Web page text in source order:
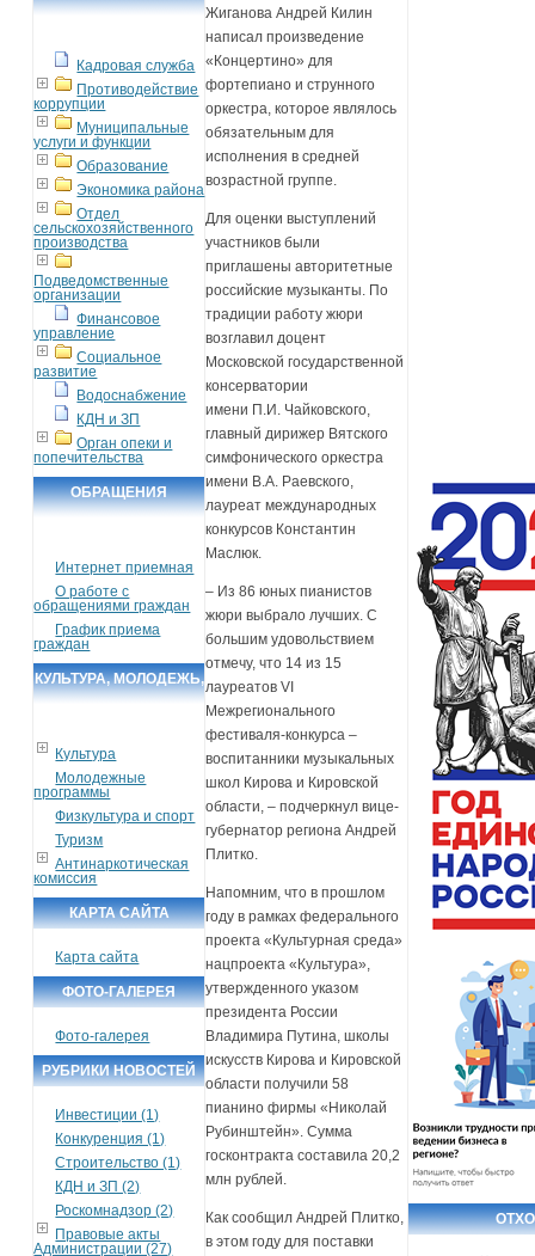
Кадровая служба
Противодействие
коррупции
Муниципальные
услуги и функции
Образование
Экономика района
Отдел
сельскохозяйственного
производства
Подведомственные
организации
Финансовое
управление
Социальное
развитие
Водоснабжение
КДН и ЗП
Орган опеки и
попечительства
ОБРАЩЕНИЯ
Интернет приемная
О работе с
обращениями граждан
График приема
граждан
КУЛЬТУРА, МОЛОДЕЖЬ,
Культура
Молодежные
программы
Физкультура и спорт
Туризм
Антинаркотическая
комиссия
КАРТА САЙТА
Карта сайта
ФОТО-ГАЛЕРЕЯ
Фото-галерея
РУБРИКИ НОВОСТЕЙ
Инвестиции (1)
Конкуренция (1)
Строительство (1)
КДН и ЗП (2)
Роскомнадзор (2)
Правовые акты
Администрации (27)
Жиганова Андрей Килин
написал произведение
«Концертино» для
фортепиано и струнного
оркестра, которое являлось
обязательным для
исполнения в средней
возрастной группе.
Для оценки выступлений
участников были
приглашены авторитетные
российские музыканты. По
традиции работу жюри
возглавил доцент
Московской государственной
консерватории
имени П.И. Чайковского,
главный дирижер Вятского
симфонического оркестра
имени В.А. Раевского,
лауреат международных
конкурсов Константин
Маслюк.
– Из 86 юных пианистов
жюри выбрало лучших. С
большим удовольствием
отмечу, что 14 из 15
лауреатов VI
Межрегионального
фестиваля-конкурса –
воспитанники музыкальных
школ Кирова и Кировской
области, – подчеркнул вице-
губернатор региона Андрей
Плитко.
Напомним, что в прошлом
году в рамках федерального
проекта «Культурная среда»
нацпроекта «Культура»,
утвержденного указом
президента России
Владимира Путина, школы
искусств Кирова и Кировской
области получили 58
пианино фирмы «Николай
Рубинштейн». Сумма
госконтракта составила 20,2
млн рублей.
Как сообщил Андрей Плитко,
в этом году для поставки